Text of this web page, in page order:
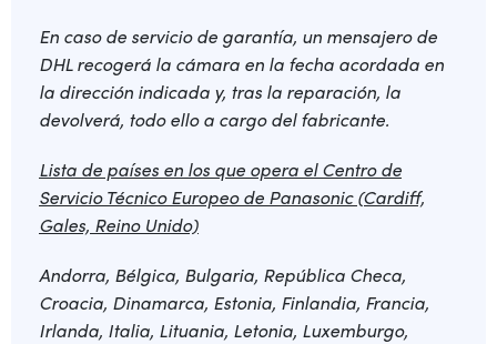
En caso de servicio de garantía, un mensajero de
DHL recogerá la cámara en la fecha acordada en
la dirección indicada y, tras la reparación, la
devolverá, todo ello a cargo del fabricante.
Lista de países en los que opera el Centro de
Servicio Técnico Europeo de Panasonic (Cardiff,
Gales, Reino Unido)
Andorra, Bélgica, Bulgaria, República Checa,
Croacia, Dinamarca, Estonia, Finlandia, Francia,
Irlanda, Italia, Lituania, Letonia, Luxemburgo,